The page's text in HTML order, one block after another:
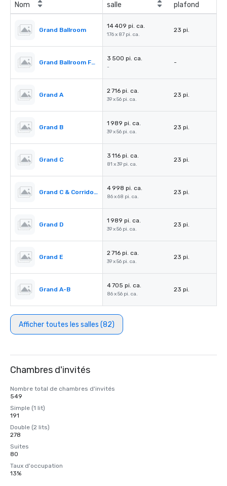
Nom
salle
plafond
Grand Ballroom
14 409 pi. ca.
176 x 87 pi. ca.
23 pi.
Grand Ballroom Foyer
3 500 pi. ca.
-
-
Grand A
2 716 pi. ca.
39 x 56 pi. ca.
23 pi.
Grand B
1 989 pi. ca.
39 x 56 pi. ca.
23 pi.
Grand C
3 116 pi. ca.
81 x 39 pi. ca.
23 pi.
Grand C & Corridors
4 998 pi. ca.
86 x 68 pi. ca.
23 pi.
Grand D
1 989 pi. ca.
39 x 56 pi. ca.
23 pi.
Grand E
2 716 pi. ca.
39 x 56 pi. ca.
23 pi.
Grand A-B
4 705 pi. ca.
86 x 56 pi. ca.
23 pi.
Afficher toutes les salles (82)
Chambres d'invités
Nombre total de chambres d'invités
549
Simple (1 lit)
191
Double (2 lits)
278
Suites
80
Taux d'occupation
13%